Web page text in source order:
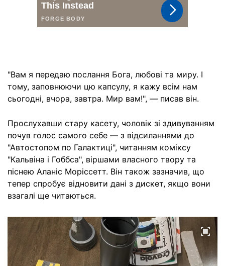
"Вам я передаю послання Бога, любові та миру. І
тому, заповнюючи цю капсулу, я кажу всім нам
сьогодні, вчора, завтра. Мир вам!", — писав він.
Прослухавши стару касету, чоловік зі здивуванням
почув голос самого себе — з відсиланнями до
"Автостопом по Галактиці", читанням коміксу
"Кальвіна і Гоббса", віршами власного твору та
піснею Аланіс Моріссетт. Він також зазначив, що
тепер спробує відновити дані з дискет, якщо вони
взагалі ще читаються.